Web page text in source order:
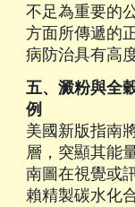
不足為重要的
方面所傳遞的
病防治具有高
五、澱粉與全
例
美國新版指南
層，突顯其能
南圖在視覺或
賴精製碳水化